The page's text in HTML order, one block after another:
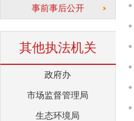
事前事后公开
其他执法机关
政府办
市场监督管理局
生态环境局